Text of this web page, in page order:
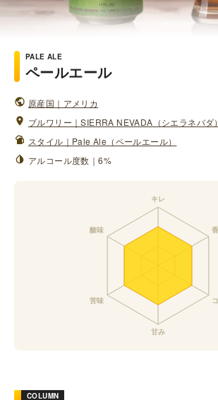
PALE ALE
ペールエール
原産国｜アメリカ
ブルワリー｜SIERRA NEVADA（シエラネバダ）
スタイル｜Pale Ale（ペールエール）
アルコール度数｜6%
COLUMN